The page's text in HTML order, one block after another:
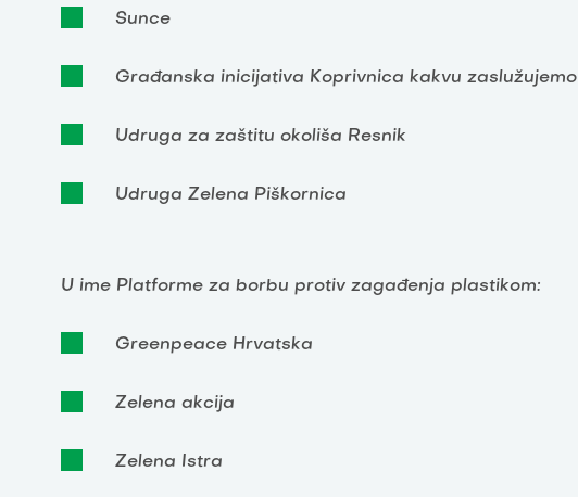
Sunce
Građanska inicijativa Koprivnica kakvu zaslužujemo
Udruga za zaštitu okoliša Resnik
Udruga Zelena Piškornica
U ime Platforme za borbu protiv zagađenja plastikom:
Greenpeace Hrvatska
Zelena akcija
Zelena Istra